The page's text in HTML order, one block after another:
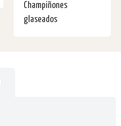
Champiñones
glaseados